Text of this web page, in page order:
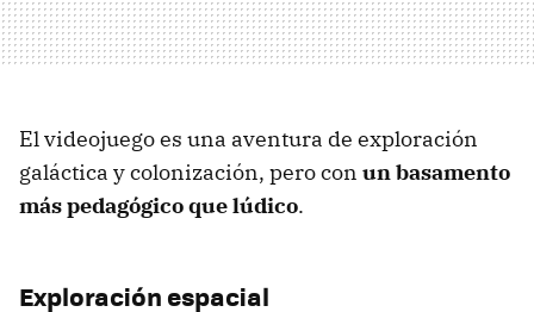
El videojuego es una aventura de exploración
galáctica y colonización, pero con un basamento
más pedagógico que lúdico.
Exploración espacial